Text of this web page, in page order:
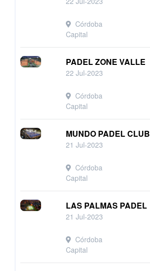
Córdoba
Capital
PADEL ZONE VALLE
22 Jul-2023
Córdoba
Capital
MUNDO PADEL CLUB
21 Jul-2023
Córdoba
Capital
LAS PALMAS PADEL
21 Jul-2023
Córdoba
Capital